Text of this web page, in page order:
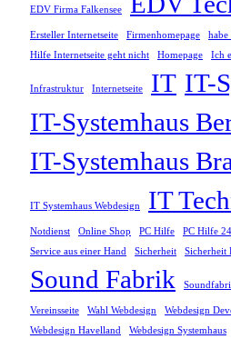
EDV Firma Falkensee
Ersteller Internetseite Firmenhomepage
habe
Hilfe Internetseite geht nicht
Homepage Ich
Infrastruktur Internetseite IT IT-
IT-Systemhaus
IT-Systemhaus
IT Systemhaus Webdesign IT
Notdienst Online Shop PC Hilfe PC Hilfe 24
Service aus einer Hand
Sicherheit Sicherheit
Sound Fabrik
Vereinsseite Wahl Webdesign Webdesign
Webdesign Havelland
Webdesign Systemhaus